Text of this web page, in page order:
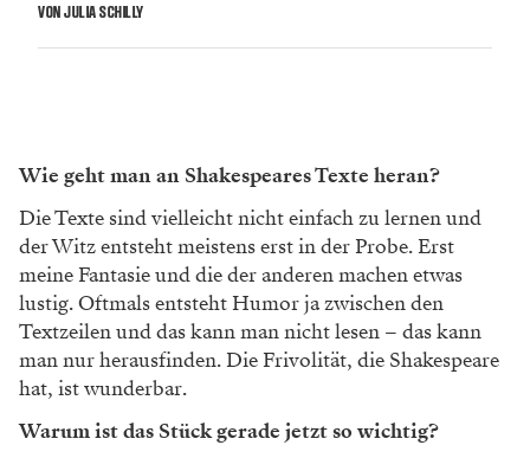
VON JULIA SCHILLY
Wie geht man an Shakespeares Texte heran?
Die Texte sind vielleicht nicht einfach zu lernen und
der Witz entsteht meistens erst in der Probe. Erst
meine Fantasie und die der anderen machen etwas
lustig. Oftmals entsteht Humor ja zwischen den
Textzeilen und das kann man nicht lesen – das kann
man nur herausfinden. Die Frivolität, die Shakespeare
hat, ist wunderbar.
Warum ist das Stück gerade jetzt so wichtig?